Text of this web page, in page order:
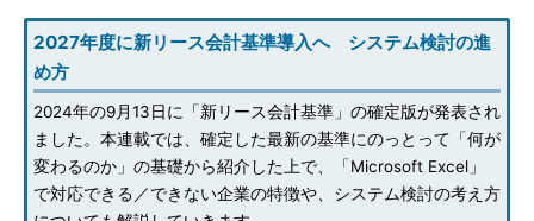
2027年度に新リース会計基準導入へ システム検討の進
め方
2024年の9月13日に「新リース会計基準」の確定版が発表され
ました。本連載では、確定した最新の基準にのっとって「何が
変わるのか」の基礎から紹介した上で、「Microsoft Excel」
で対応できる／できない企業の特徴や、システム検討の考え方